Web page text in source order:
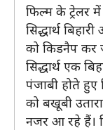
फिल्म के ट्रेलर
सिद्धार्थ
को किडनैप कर
सिद्धार्थ एक
पंजाबी होते हुए
को बखूबी
नजर आ रहे हैं।